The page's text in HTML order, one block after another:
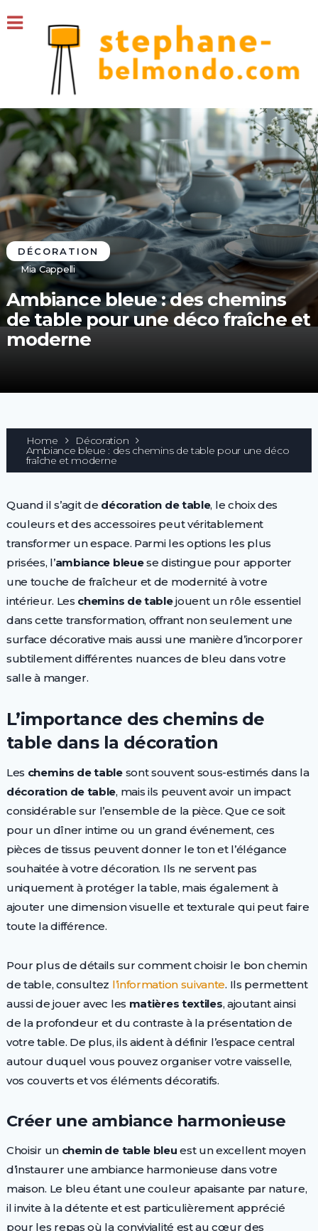
DÉCORATION
Mia Cappelli
Ambiance bleue : des chemins
de table pour une déco fraîche et
moderne
Home Décoration
Ambiance bleue : des chemins de table pour une déco
fraîche et moderne
Quand il s’agit de décoration de table, le choix des
couleurs et des accessoires peut véritablement
transformer un espace. Parmi les options les plus
prisées, l’ambiance bleuese distingue pour apporter
une touche de fraîcheur et de modernité à votre
intérieur. Les chemins de tablejouent un rôle essentiel
dans cette transformation, offrant non seulement une
surface décorative mais aussi une manière d’incorporer
subtilement différentes nuances de bleu dans votre
salle à manger.
L’importance des chemins de
table dans la décoration
Les chemins de tablesont souvent sous-estimés dans la
décoration de table, mais ils peuvent avoir un impact
considérable sur l’ensemble de la pièce. Que ce soit
pour un dîner intime ou un grand événement, ces
pièces de tissus peuvent donner le ton et l’élégance
souhaitée à votre décoration. Ils ne servent pas
uniquement à protéger la table, mais également à
ajouter une dimension visuelle et texturale qui peut faire
toute la différence.
Pour plus de détails sur comment choisir le bon chemin
de table, consultez l’information suivante. Ils permettent
aussi de jouer avec les matières textiles, ajoutant ainsi
de la profondeur et du contraste à la présentation de
votre table. De plus, ils aident à définir l’espace central
autour duquel vous pouvez organiser votre vaisselle,
vos couverts et vos éléments décoratifs.
Créer une ambiance harmonieuse
Choisir un chemin de table bleu est un excellent moyen
d’instaurer une ambiance harmonieuse dans votre
maison. Le bleu étant une couleur apaisante par nature,
il invite à la détente et est particulièrement apprécié
pour les repas où la convivialité est au cœur des